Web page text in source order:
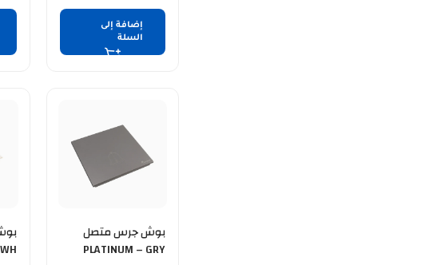
إضافة إلى
السلة
بوش جرس متصل
PLATINUM – GRY